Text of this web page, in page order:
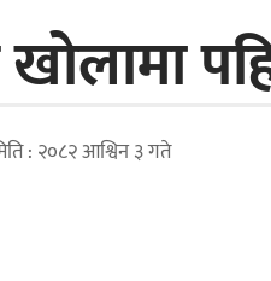
: २०८२ आश्विन ३ गते